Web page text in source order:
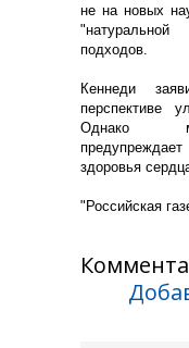
не на новых
подходов.
Кеннеди
перспективе
Однако
здоровья
"Российская